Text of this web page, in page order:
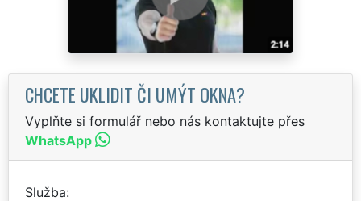
CHCETE UKLIDIT ČI UMÝT OKNA?
Vyplňte si formulář nebo nás kontaktujte přes
WhatsApp
Služba